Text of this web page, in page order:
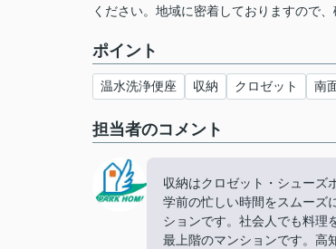
ください。地域に密着しておりますので
ポイント
温水洗浄便座 収納 クロゼット 南
担当者のコメント
収納はクロゼット・シューズ
学前の忙しい時間をスムーズ
ションです。社会人でも料理
最上階のマンションです。高